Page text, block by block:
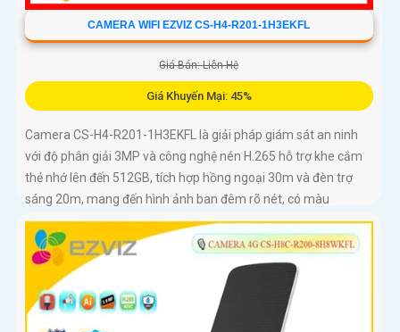
CAMERA WIFI EZVIZ CS-H4-R201-1H3EKFL
Giá Bán: Liên Hệ
Giá Khuyến Mại: 45%
Camera CS-H4-R201-1H3EKFL là giải pháp giám sát an ninh
với độ phân giải 3MP và công nghệ nén H.265 hỗ trợ khe cắm
thẻ nhớ lên đến 512GB, tích hợp hồng ngoại 30m và đèn trợ
sáng 20m, mang đến hình ảnh ban đêm rõ nét, có màu